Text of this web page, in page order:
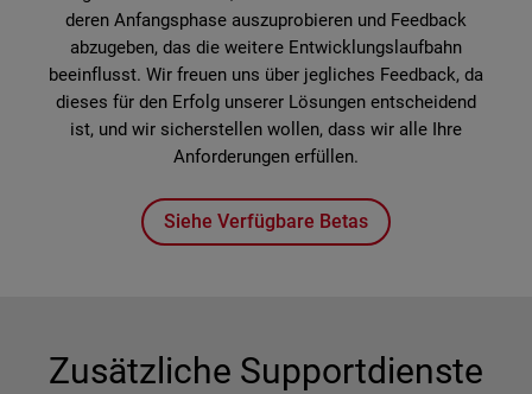
deren Anfangsphase auszuprobieren und Feedback
abzugeben, das die weitere Entwicklungslaufbahn
beeinflusst. Wir freuen uns über jegliches Feedback, da
dieses für den Erfolg unserer Lösungen entscheidend
ist, und wir sicherstellen wollen, dass wir alle Ihre
Anforderungen erfüllen.
Siehe Verfügbare Betas
Zusätzliche Supportdienste